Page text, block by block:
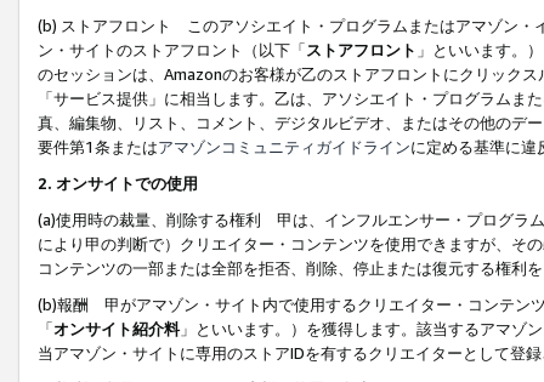
(b) ストアフロント このアソシエイト・プログラムまたはアマゾン・
ン・サイトのストアフロント（以下「ストアフロント 」といいます。
のセッションは、Amazonのお客様が乙のストアフロントにクリック
「サービス提供」に相当します。乙は、アソシエイト・プログラム
真、編集物、リスト、コメント、デジタルビデオ、またはその他のデ
要件第1条またはアマゾンコミュニティガイドラインに定める基準に違
2. オンサイトでの使用
(a)使用時の裁量、削除する権利 甲は、インフルエンサー・プログラ
により甲の判断で）クリエイター・コンテンツを使用できますが、そ
コンテンツの一部または全部を拒否、削除、停止または復元する権利
(b)報酬 甲がアマゾン・サイト内で使用するクリエイター・コンテン
「オンサイト紹介料」といいます。）を獲得します。該当するアマゾ
当アマゾン・サイトに専用のストアIDを有するクリエイターとして登